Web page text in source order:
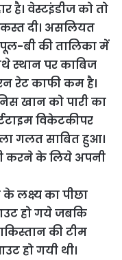
है। वेस्टइंडीज को तो
दी। असलियत
बी की तालिका में
स्थान पर काबिज
रेट काफी कम है।
खान को पारी का
विकेटकीपर
गलत साबित हुआ।
करने के लिये अपनी
लक्ष्य का पीछा
हो गये जबकि
की टीम
हो गयी थी।